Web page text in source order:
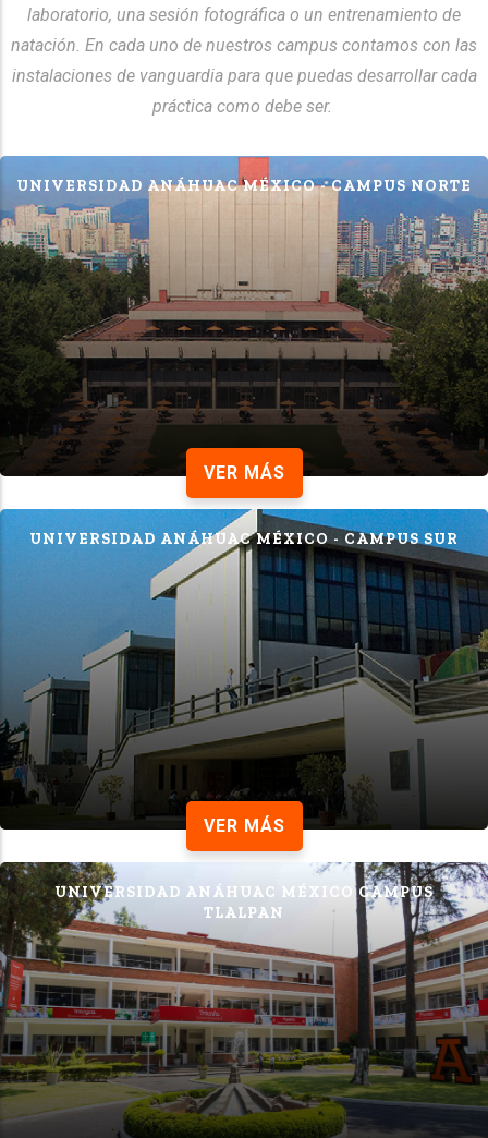
laboratorio, una sesión fotográfica o un entrenamiento de
natación. En cada uno de nuestros campus contamos con las
instalaciones de vanguardia para que puedas desarrollar cada
práctica como debe ser.
UNIVERSIDAD ANÁHUAC MÉXICO - CAMPUS NORTE
VER MÁS
UNIVERSIDAD ANÁHUAC MÉXICO - CAMPUS SUR
VER MÁS
UNIVERSIDAD ANÁHUAC MÉXICO CAMPUS
TLALPAN